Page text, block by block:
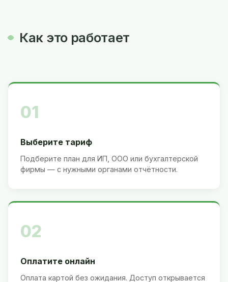
Как это работает
01
Выберите тариф
Подберите план для ИП, ООО или бухгалтерской
фирмы — с нужными органами отчётности.
02
Оплатите онлайн
Оплата картой без ожидания. Доступ открывается